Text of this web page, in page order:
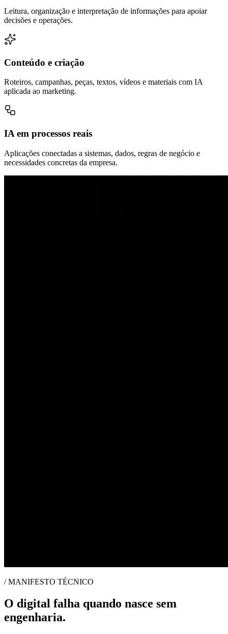
Leitura, organização e interpretação de informações para apoiar
decisões e operações.
Conteúdo e criação
Roteiros, campanhas, peças, textos, vídeos e materiais com IA
aplicada ao marketing.
IA em processos reais
Aplicações conectadas a sistemas, dados, regras de negócio e
necessidades concretas da empresa.
/ MANIFESTO TÉCNICO
O digital falha quando nasce sem
engenharia.